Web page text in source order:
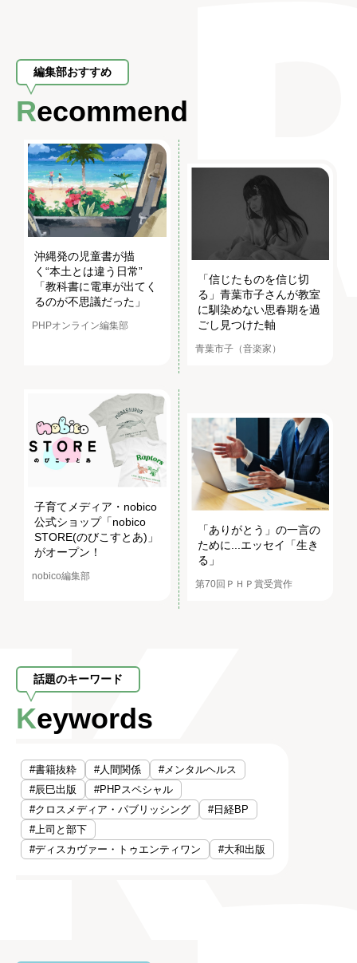
編集部おすすめ
Recommend
沖縄発の児童書が描
く“本土とは違う日常”
「教科書に電車が出てく
るのが不思議だった」
PHPオンライン編集部
「信じたものを信じ切
る」青葉市子さんが教室
に馴染めない思春期を過
ごし見つけた軸
青葉市子（音楽家）
子育てメディア・nobico
公式ショップ「nobico
STORE(のびこすとあ)」
がオープン！
nobico編集部
「ありがとう」の一言の
ために...エッセイ「生き
る」
第70回ＰＨＰ賞受賞作
話題のキーワード
Keywords
#書籍抜粋 #人間関係
#メンタルヘルス
#辰巳出版
#PHPスペシャル
#クロスメディア・パブリッシング
#日経BP
#上司と部下
#ディスカヴァー・トゥエンティワン
#大和出版